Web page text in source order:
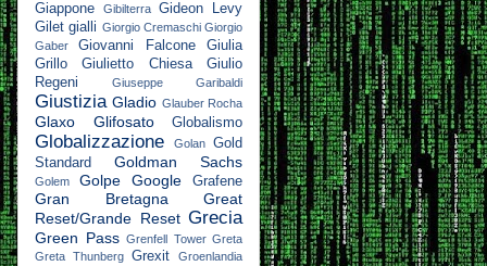
Giappone
Gibilterra Gideon Levy
Gilet gialli Giorgio Cremaschi Giorgio
Gaber
Giovanni Falcone
Giulia
Grillo
Giulietto Chiesa
Giulio
Regeni
Giuseppe Garibaldi
Giustizia Gladio Glauber Rocha
Glaxo Glifosato Globalismo
Globalizzazione Golan Gold
Standard
Goldman Sachs
Golem Golpe Google Grafene
Gran Bretagna
Great
Reset/Grande Reset Grecia
Green Pass Grenfell Tower Greta
Greta Thunberg Grexit Groenlandia